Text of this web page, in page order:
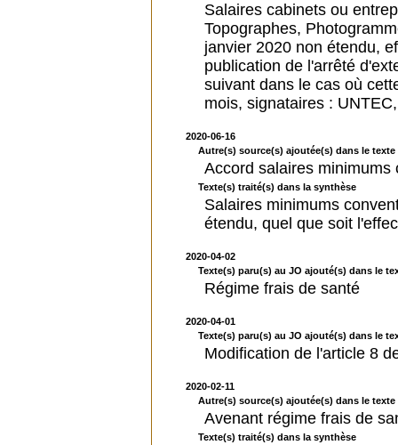
Salaires cabinets ou
Topographes,
janvier 2020 non étendu,
publication de l'arrêté
suivant dans le cas où
mois, signataires :
2020-06-16
Autre(s) source(s) ajoutée(s) dans le
Accord salaires
Texte(s) traité(s) dans la synthèse
Salaires minimums
étendu, quel que soit
2020-04-02
Texte(s) paru(s) au JO ajouté(s) dans le
Régime frais de santé
2020-04-01
Texte(s) paru(s) au JO ajouté(s) dans le
Modification de l'article 8
2020-02-11
Autre(s) source(s) ajoutée(s) dans le
Avenant régime frais de
Texte(s) traité(s) dans la synthèse